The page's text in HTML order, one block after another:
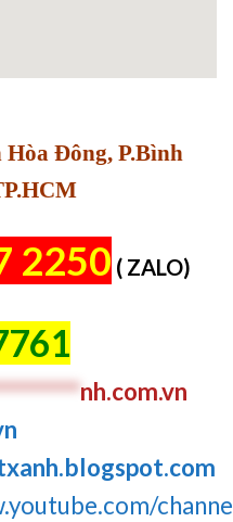
Hòa Đông, P.Bình
2250 ( ZALO)
nh.com.vn